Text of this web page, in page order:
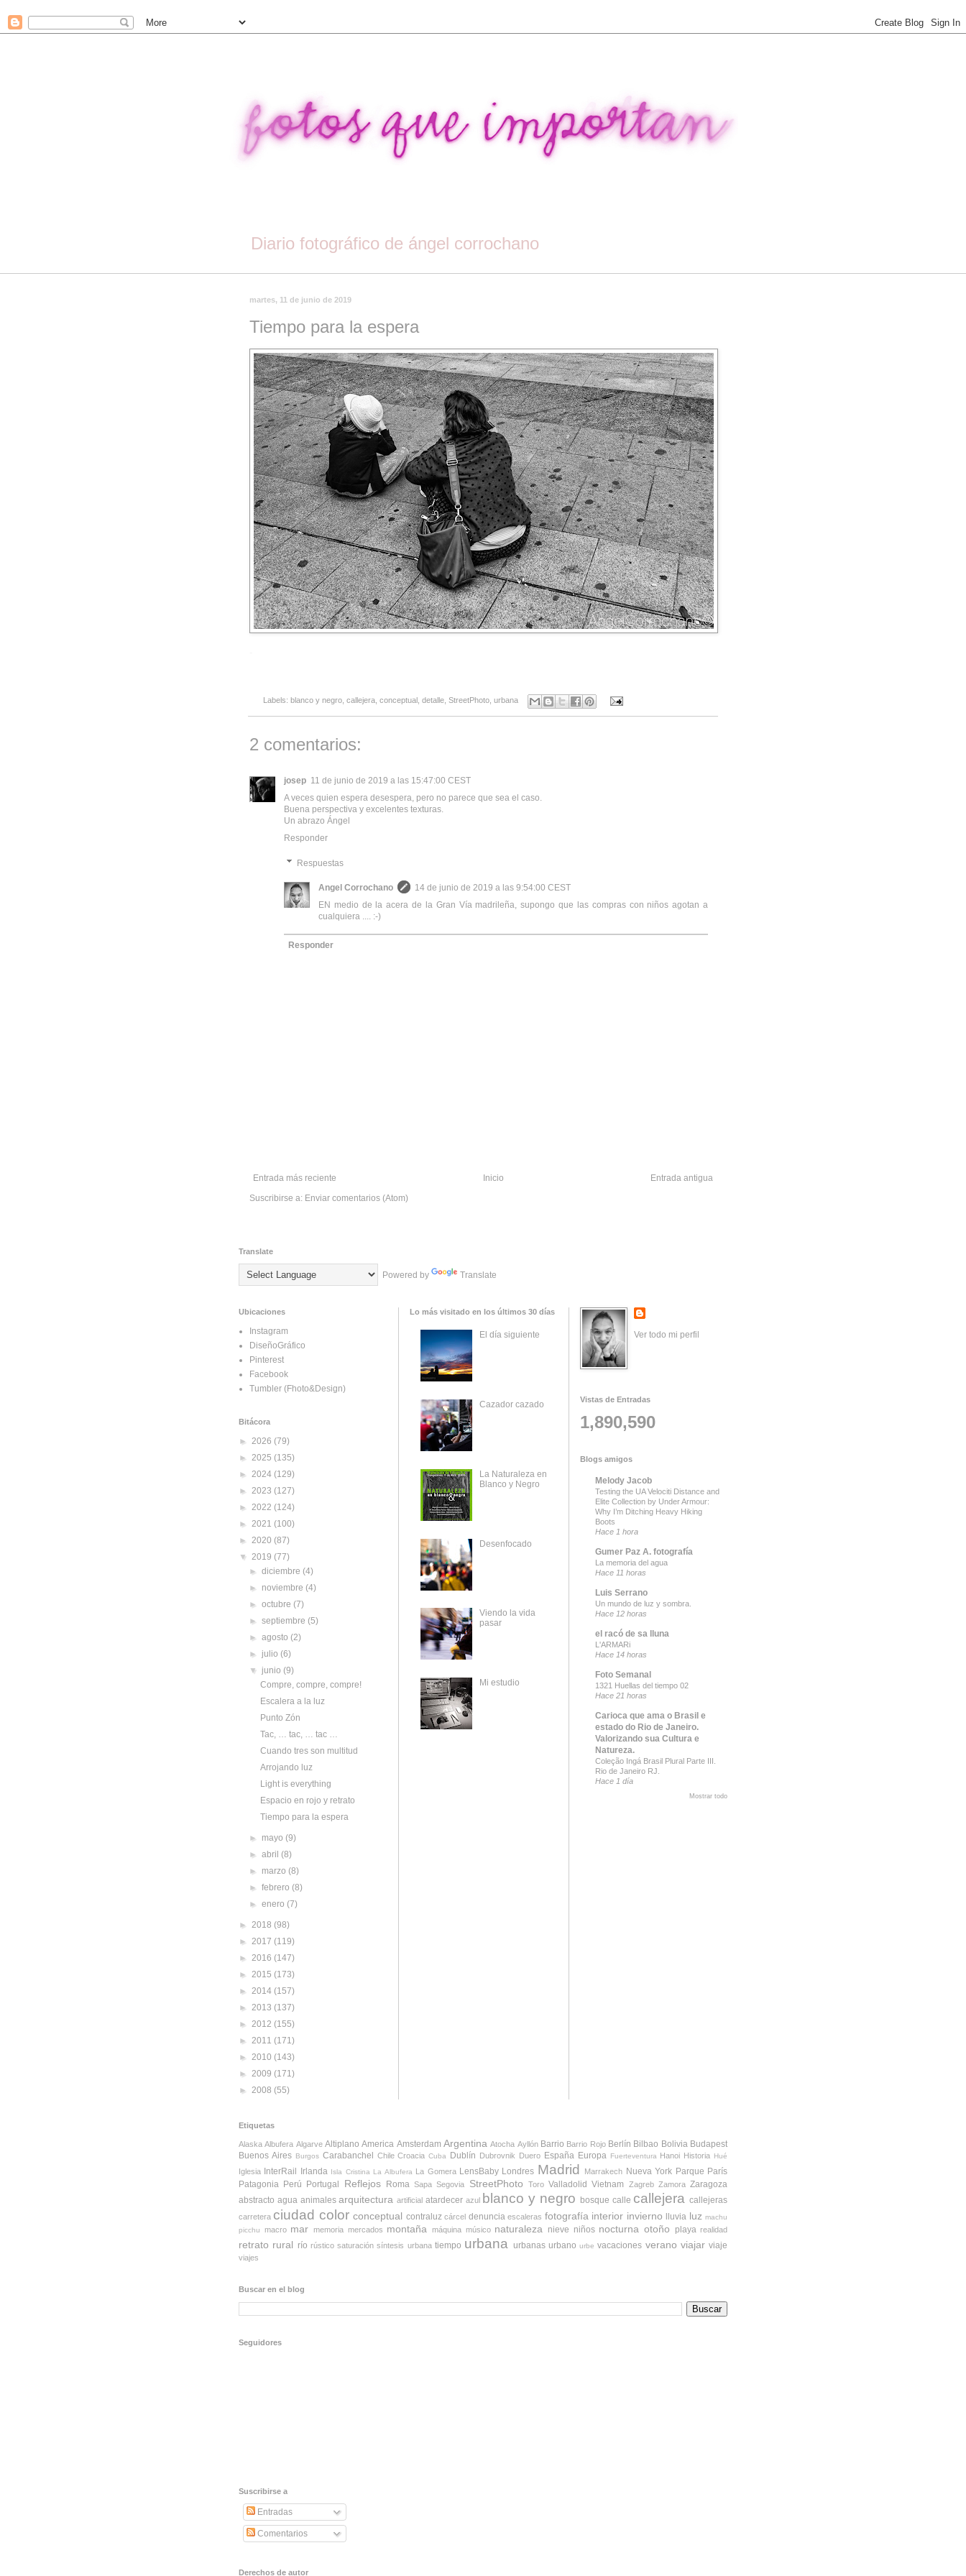
Diario fotográfico de ángel corrochano
martes, 11 de junio de 2019
Tiempo para la espera
Labels: blanco y negro, callejera, conceptual , detalle, StreetPhoto, urbana
2 comentarios:
josep 11 de junio de 2019 a las 15:47:00 CEST
A veces quien espera desespera, pero no parece que sea el caso.
Buena perspectiva y excelentes texturas.
Un abrazo Ángel
Responder
Respuestas
Angel Corrochano
14 de junio de 2019 a las 9:54:00 CEST
EN medio de la acera de la Gran Vía madrileña, supongo que las compras con niños agotan a
cualquiera .... :-)
Responder
Entrada más reciente Entrada antigua
Inicio
Suscribirse a: Enviar comentarios (Atom)
Translate
Powered by Translate
Ubicaciones
Instagram
DiseñoGráfico
Pinterest
Facebook
Tumbler (Fhoto&Design)
Bitácora
► 2026 (79)
► 2025 (135)
► 2024 (129)
► 2023 (127)
► 2022 (124)
► 2021 (100)
► 2020 (87)
▼ 2019 (77)
►diciembre(4)
► noviembre(4)
►octubre(7)
►septiembre(5)
►agosto(2)
► julio(6)
▼ junio(9)
Compre, compre, compre!
Escalera a la luz
Punto Zón
Tac, … tac, … tac …
Cuando tres son multitud
Arrojando luz
Light is everything
Espacio en rojo y retrato
Tiempo para la espera
► mayo(9)
►abril(8)
► marzo(8)
►febrero(8)
►enero(7)
► 2018 (98)
► 2017 (119)
► 2016 (147)
► 2015 (173)
► 2014 (157)
► 2013 (137)
► 2012 (155)
► 2011 (171)
► 2010 (143)
► 2009 (171)
► 2008 (55)
Lo más visitado en los últimos 30 días
El día siguiente
Cazador cazado
La Naturaleza en
Blanco y Negro
Desenfocado
Viendo la vida
pasar
Mi estudio
Ver todo mi perfil
Vistas de Entradas
1,890,590
Blogs amigos
Melody Jacob
Testing the UA Velociti Distance and
Elite Collection by Under Armour:
Why I’m Ditching Heavy Hiking
Boots
Hace 1 hora
Gumer Paz A. fotografía
La memoria del agua
Hace 11 horas
Luis Serrano
Un mundo de luz y sombra.
Hace 12 horas
el racó de sa lluna
L'ARMARi
Hace 14 horas
Foto Semanal
1321 Huellas del tiempo 02
Hace 21 horas
Carioca que ama o Brasil e
estado do Rio de Janeiro.
Valorizando sua Cultura e
Natureza.
Coleção Ingá Brasil Plural Parte III.
Rio de Janeiro RJ.
Hace 1 día
Mostrar todo
Etiquetas
Alaska Albufera Algarve Altiplano America Amsterdam Argentina Atocha Ayllón Barrio Barrio Rojo Berlín Bilbao Bolivia Budapest
Buenos Aires Burgos Carabanchel Chile Croacia Cuba Dublín Dubrovnik Duero España Europa Fuerteventura Hanoi Historia Hué
Iglesia InterRail Irlanda Isla Cristina La Albufera La Gomera LensBaby Londres Madrid Marrakech Nueva York Parque París
Patagonia Perú Portugal Reflejos Roma Sapa Segovia StreetPhoto Toro Valladolid Vietnam Zagreb Zamora Zaragoza
abstracto agua animales arquitectura artificial atardecer azul blanco y negro bosque calle callejera callejeras
carretera ciudad color conceptual contraluz cárcel denuncia escaleras fotografía interior invierno lluvia luz machu
picchu
macro mar memoria mercados montaña máquina músico naturaleza nieve niños nocturna otoño playa realidad
retrato rural río rústico saturación síntesis urbana tiempo urbana urbanas urbano urbe vacaciones verano viajar viaje
viajes
Buscar en el blog
Seguidores
Suscribirse a
Entradas
Comentarios
Derechos de autor